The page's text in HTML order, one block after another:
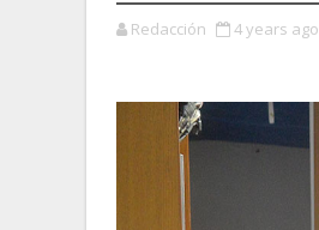
Redacción 4 years ago